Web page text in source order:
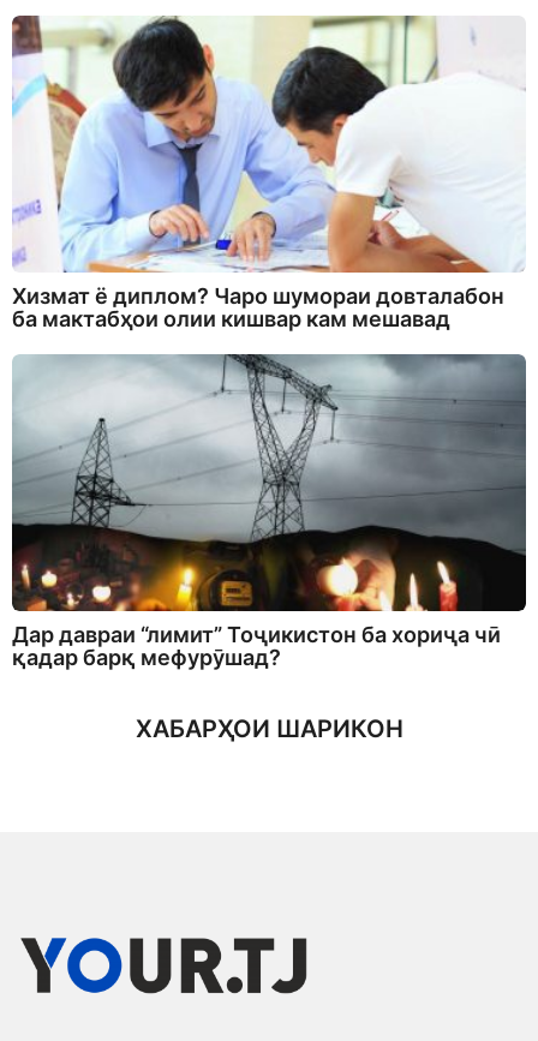
Хизмат ё диплом? Чаро шумораи довталабон
ба мактабҳои олии кишвар кам мешавад
Дар давраи “лимит” Тоҷикистон ба хориҷа чӣ
қадар барқ мефурӯшад?
ХАБАРҲОИ ШАРИКОН